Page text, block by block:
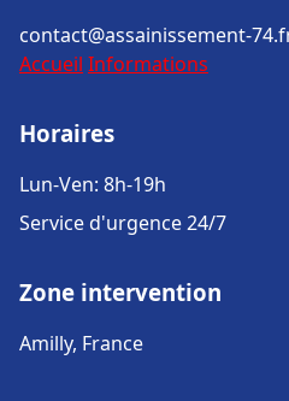
contact@assainissement-
Accueil Informations
Horaires
Lun-Ven: 8h-19h
Service d'urgence 24/7
Zone intervention
Amilly, France